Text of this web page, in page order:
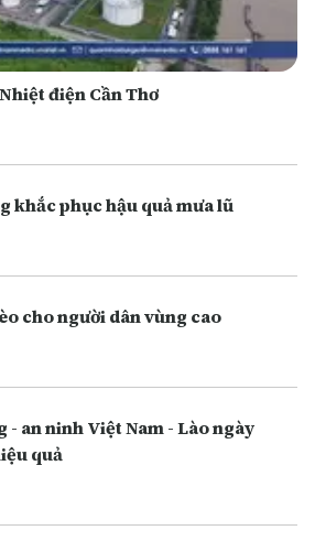
điện Cần Thơ
khắc phục hậu quả mưa lũ
cho người dân vùng cao
- an ninh Việt Nam - Lào ngày
quả